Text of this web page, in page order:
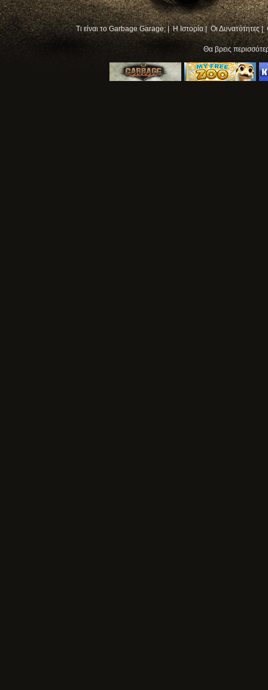
Τι είναι το Garbage Garage; | Η Ιστορία | Οι Δυνατότητες |
Θα βρεις